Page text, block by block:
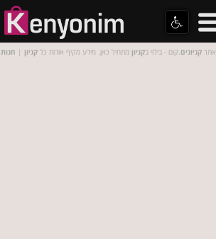
אתר קניונים.קום - בילוי בקניון מתחיל כאן. מידע מקיף אודות כל קניון | חנות